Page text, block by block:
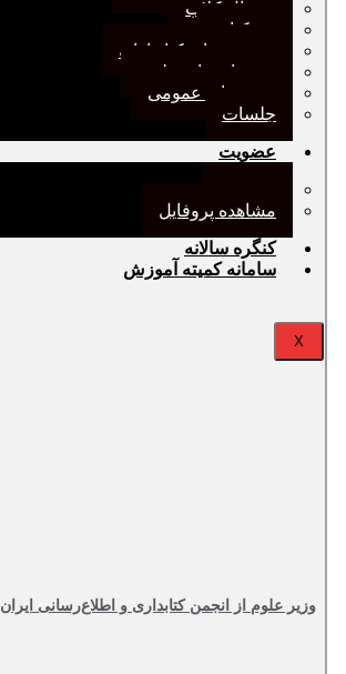
ژورنال کلاب
نقد کتاب
دورهمی‌های کتابدارانه
سخنرانی‌های علمی
مجمع‌های عمومی
جلسات
عضویت
عضویت
مشاهده پروفایل
کنگره سالانه
سامانه کمیته آموزش
از انجمن کتابداری و اطلاع‌رسانی ایران تقدیر کرد